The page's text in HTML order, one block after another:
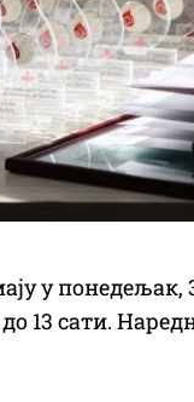
у понедељак,
13 сати.